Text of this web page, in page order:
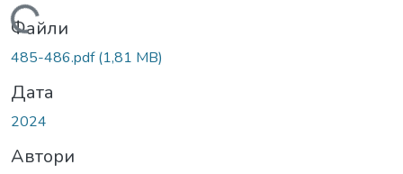
Вантажиться...
Файли
485-486.pdf(1,81 MB)
Дата
2024
Автори